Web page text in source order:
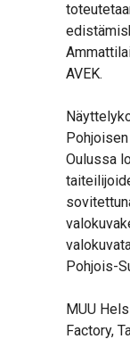
AVEK.
Oulussa
Pohjois-
MUU
Factory,